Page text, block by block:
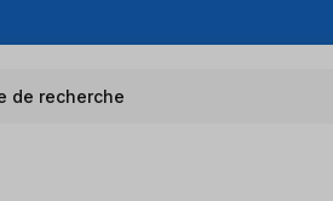
de recherche